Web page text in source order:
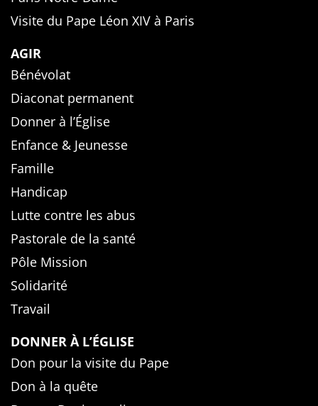
Visite du Pape Léon XIV à Paris
AGIR
Bénévolat
Diaconat permanent
Donner à l’Église
Enfance & Jeunesse
Famille
Handicap
Lutte contre les abus
Pastorale de la santé
Pôle Mission
Solidarité
Travail
DONNER À L’ÉGLISE
Don pour la visite du Pape
Don à la quête